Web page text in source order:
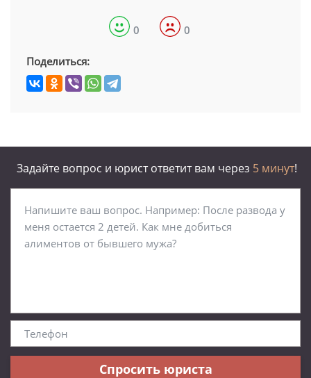
0 0
Поделиться:
Задайте вопрос и юрист ответит вам через 5 минут!
Спросить юриста